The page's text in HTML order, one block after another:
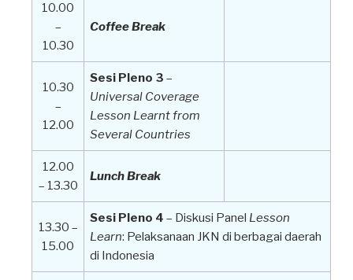
10.00
–
10.30
Coffee Break
10.30
–
12.00
Sesi Pleno 3 –
Universal Coverage
Lesson Learntfrom
Several Countries
12.00
– 13.30
Lunch Break
13.30 –
15.00
Sesi Pleno 4 – Diskusi Panel Lesson
Learn: Pelaksanaan JKN di berbagai daerah
di Indonesia